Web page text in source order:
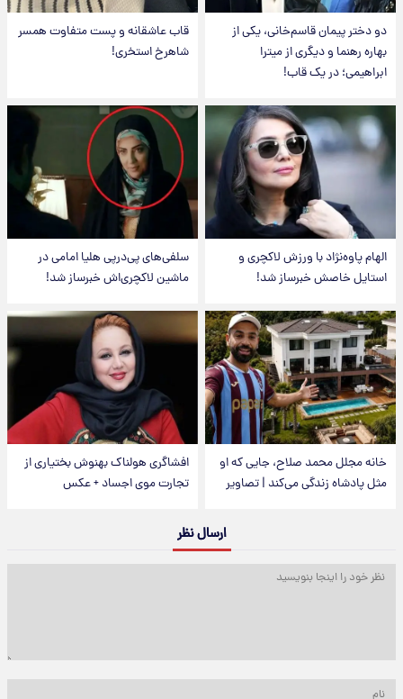
دو دختر پیمان قاسم‌خانی، یکی از
بهاره رهنما و دیگری از میترا
ابراهیمی؛ در یک قاب!
قاب عاشقانه و پست متفاوت همسر
شاهرخ استخری!
الهام پاوه‌نژاد با ورزش لاکچری و
استایل خاصش خبرساز شد!
سلفی‌های پی‌درپی هلیا امامی در
ماشین لاکچری‌اش خبرساز شد!
خانه مجلل محمد صلاح، جایی که او
مثل پادشاه زندگی می‌کند | تصاویر
افشاگری هولناک بهنوش بختیاری از
تجارت موی اجساد + عکس
ارسال نظر